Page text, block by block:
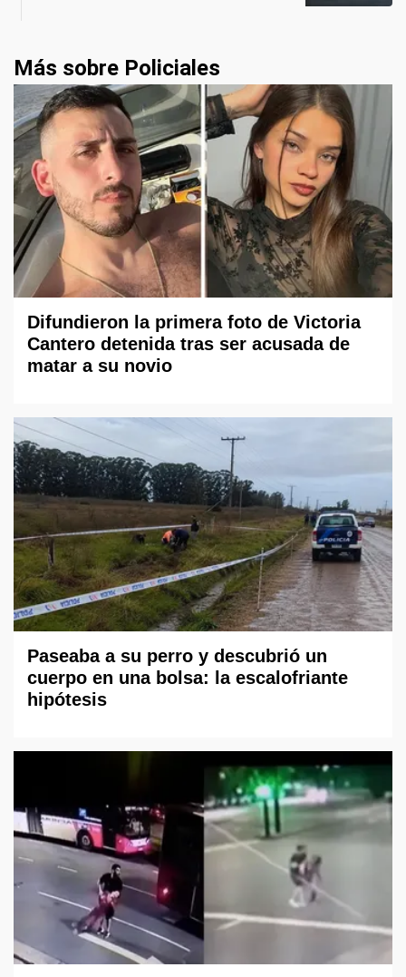
Más sobre Policiales
Difundieron la primera foto de Victoria
Cantero detenida tras ser acusada de
matar a su novio
Paseaba a su perro y descubrió un
cuerpo en una bolsa: la escalofriante
hipótesis